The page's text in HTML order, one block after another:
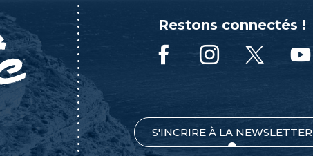
Restons connectés !
S'INCRIRE À LA NEWSLETTER